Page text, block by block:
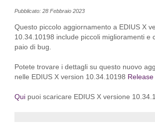
Pubblicato: 28 Febbraio 2023
Questo piccolo aggiornamento a EDIUS X
10.34.10198 include piccoli miglioramenti e
paio di bug.
Potete trovare i dettagli su questo nuovo
nelle EDIUS X version 10.34.10198
Quipuoi scaricare EDIUS X versione